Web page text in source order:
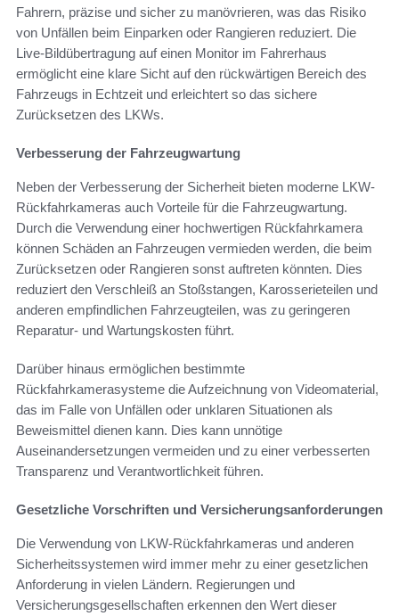
Fahrern, präzise und sicher zu manövrieren, was das Risiko
von Unfällen beim Einparken oder Rangieren reduziert. Die
Live-Bildübertragung auf einen Monitor im Fahrerhaus
ermöglicht eine klare Sicht auf den rückwärtigen Bereich des
Fahrzeugs in Echtzeit und erleichtert so das sichere
Zurücksetzen des LKWs.
Verbesserung der Fahrzeugwartung
Neben der Verbesserung der Sicherheit bieten moderne LKW-
Rückfahrkameras auch Vorteile für die Fahrzeugwartung.
Durch die Verwendung einer hochwertigen Rückfahrkamera
können Schäden an Fahrzeugen vermieden werden, die beim
Zurücksetzen oder Rangieren sonst auftreten könnten. Dies
reduziert den Verschleiß an Stoßstangen, Karosserieteilen und
anderen empfindlichen Fahrzeugteilen, was zu geringeren
Reparatur- und Wartungskosten führt.
Darüber hinaus ermöglichen bestimmte
Rückfahrkamerasysteme die Aufzeichnung von Videomaterial,
das im Falle von Unfällen oder unklaren Situationen als
Beweismittel dienen kann. Dies kann unnötige
Auseinandersetzungen vermeiden und zu einer verbesserten
Transparenz und Verantwortlichkeit führen.
Gesetzliche Vorschriften und Versicherungsanforderungen
Die Verwendung von LKW-Rückfahrkameras und anderen
Sicherheitssystemen wird immer mehr zu einer gesetzlichen
Anforderung in vielen Ländern. Regierungen und
Versicherungsgesellschaften erkennen den Wert dieser